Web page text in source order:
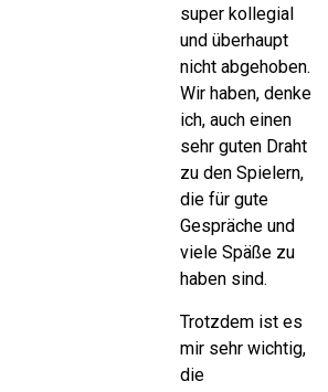
super kollegial
und überhaupt
nicht abgehoben.
Wir haben, denke
ich, auch einen
sehr guten Draht
zu den Spielern,
die für gute
Gespräche und
viele Späße zu
haben sind.
Trotzdem ist es
mir sehr wichtig,
die